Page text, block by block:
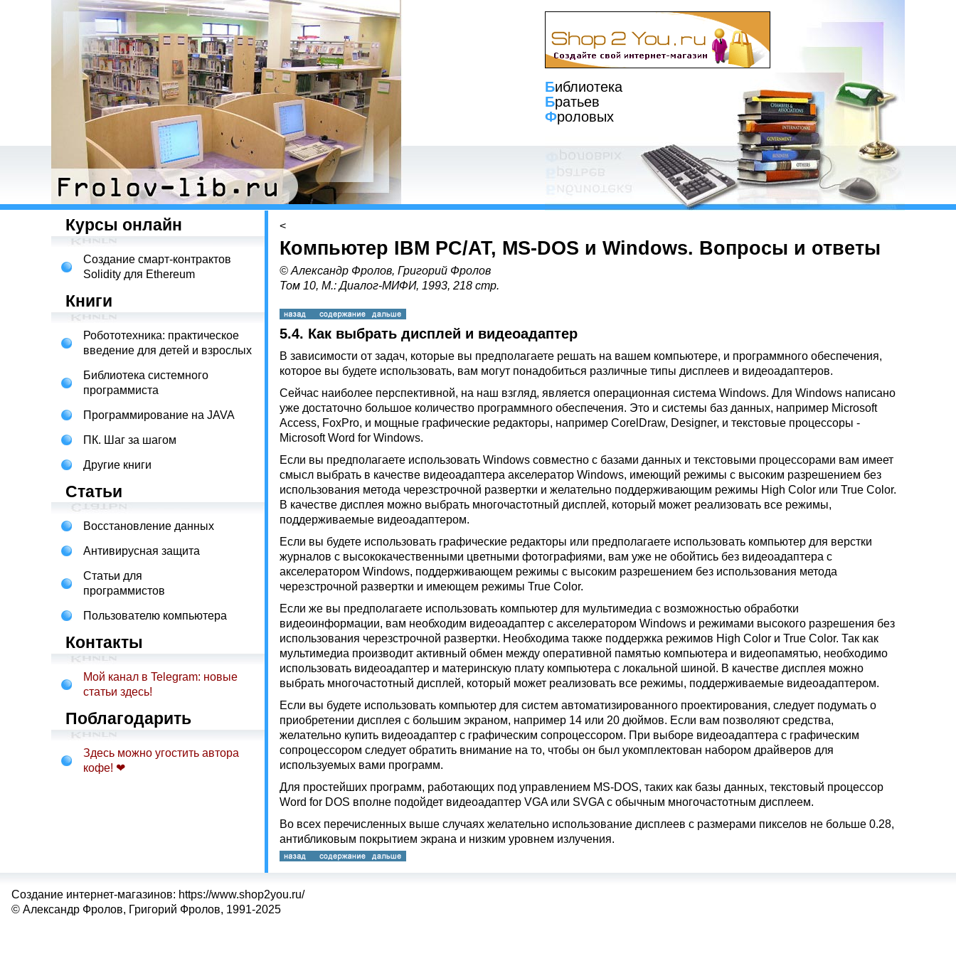
Библиотека
Братьев
Фроловых
Курсы онлайн
Создание смарт-контрактов
Solidity для Ethereum
Книги
Робототехника: практическое
введение для детей и взрослых
Библиотека системного
программиста
Программирование на JAVA
ПК. Шаг за шагом
Другие книги
Статьи
Восстановление данных
Антивирусная защита
Статьи для
программистов
Пользователю компьютера
Контакты
Мой канал в Telegram: новые
статьи здесь!
Поблагодарить
Здесь можно угостить автора
кофе! ❤
<
Компьютер IBM PC/AT, MS-DOS и Windows. Вопросы и ответы
© Александр Фролов, Григорий Фролов
Том 10, М.: Диалог-МИФИ, 1993, 218 стр.
5.4. Как выбрать дисплей и видеоадаптер
В зависимости от задач, которые вы предполагаете решать на вашем компьютере, и программного обеспечения,
которое вы будете использовать, вам могут понадобиться различные типы дисплеев и видеоадаптеров.
Сейчас наиболее перспективной, на наш взгляд, является операционная система Windows. Для Windows написано
уже достаточно большое количество программного обеспечения. Это и системы баз данных, например Microsoft
Access, FoxPro, и мощные графические редакторы, например CorelDraw, Designer, и текстовые процессоры -
Microsoft Word for Windows.
Если вы предполагаете использовать Windows совместно с базами данных и текстовыми процессорами вам имеет
смысл выбрать в качестве видеоадаптера акселератор Windows, имеющий режимы с высоким разрешением без
использования метода черезстрочной развертки и желательно поддерживающим режимы High Color или True Color.
В качестве дисплея можно выбрать многочастотный дисплей, который может реализовать все режимы,
поддерживаемые видеоадаптером.
Если вы будете использовать графические редакторы или предполагаете использовать компьютер для верстки
журналов с высококачественными цветными фотографиями, вам уже не обойтись без видеоадаптера с
акселератором Windows, поддерживающем режимы с высоким разрешением без использования метода
черезстрочной развертки и имеющем режимы True Color.
Если же вы предполагаете использовать компьютер для мультимедиа с возможностью обработки
видеоинформации, вам необходим видеоадаптер с акселератором Windows и режимами высокого разрешения без
использования черезстрочной развертки. Необходима также поддержка режимов High Color и True Color. Так как
мультимедиа производит активный обмен между оперативной памятью компьютера и видеопамятью, необходимо
использовать видеоадаптер и материнскую плату компьютера с локальной шиной. В качестве дисплея можно
выбрать многочастотный дисплей, который может реализовать все режимы, поддерживаемые видеоадаптером.
Если вы будете использовать компьютер для систем автоматизированного проектирования, следует подумать о
приобретении дисплея с большим экраном, например 14 или 20 дюймов. Если вам позволяют средства,
желательно купить видеоадаптер с графическим сопроцессором. При выборе видеоадаптера с графическим
сопроцессором следует обратить внимание на то, чтобы он был укомплектован набором драйверов для
используемых вами программ.
Для простейших программ, работающих под управлением MS-DOS, таких как базы данных, текстовый процессор
Word for DOS вполне подойдет видеоадаптер VGA или SVGA с обычным многочастотным дисплеем.
Во всех перечисленных выше случаях желательно использование дисплеев с размерами пикселов не больше 0.28,
антибликовым покрытием экрана и низким уровнем излучения.
Создание интернет-магазинов: https://www.shop2you.ru/
© Александр Фролов, Григорий Фролов, 1991-2025